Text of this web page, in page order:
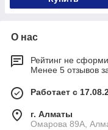
О нас
Рейтинг не
Менее 5 отзывов
Работает с
г. Алматы
Омарова 89А,